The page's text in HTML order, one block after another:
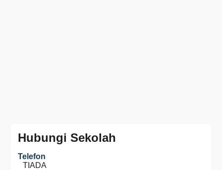
Hubungi Sekolah
Telefon
TIADA